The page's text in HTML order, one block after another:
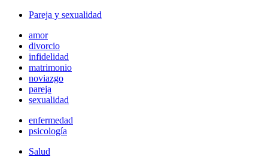
Pareja y sexualidad
amor
divorcio
infidelidad
matrimonio
noviazgo
pareja
sexualidad
enfermedad
psicología
Salud